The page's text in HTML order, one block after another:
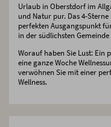
Urlaub in Oberstdorf im
und Natur pur. Das 4-
perfekten Ausgangspunkt
in der südlichsten
Worauf haben Sie Lust: Ein
eine ganze Woche
verwöhnen Sie mit einer
Wellness.